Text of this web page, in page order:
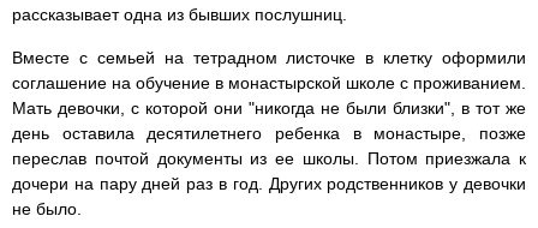
рассказывает одна из бывших послушниц.
Вместе с семьей на тетрадном листочке в клетку оформили
соглашение на обучение в монастырской школе с проживанием.
Мать девочки, с которой они "никогда не были близки", в тот же
день оставила десятилетнего ребенка в монастыре, позже
переслав почтой документы из ее школы. Потом приезжала к
дочери на пару дней раз в год. Других родственников у девочки
не было.